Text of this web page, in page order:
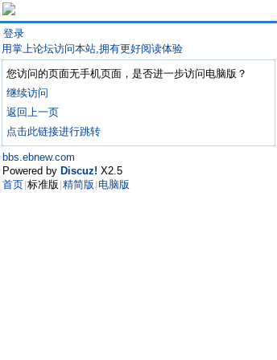
登录
用掌上论坛访问本站,拥有更好阅读体验
您访问的页面无手机页面，是否进一步访问电脑版？
继续访问
返回上一页
点击此链接进行跳转
bbs.ebnew.com
Powered by Discuz! X2.5
首页 标准版 精简版 电脑版